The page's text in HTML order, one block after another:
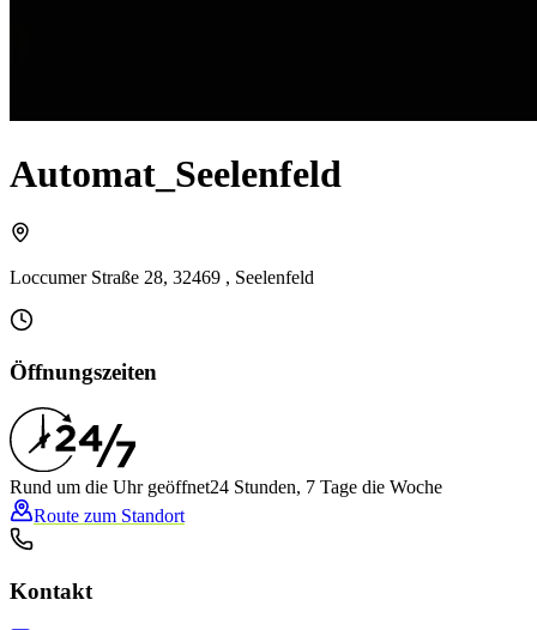
Automat_Seelenfeld
Loccumer Straße 28, 32469 , Seelenfeld
Öffnungszeiten
Rund um die Uhr geöffnet24 Stunden, 7 Tage die Woche
Route zum Standort
Kontakt